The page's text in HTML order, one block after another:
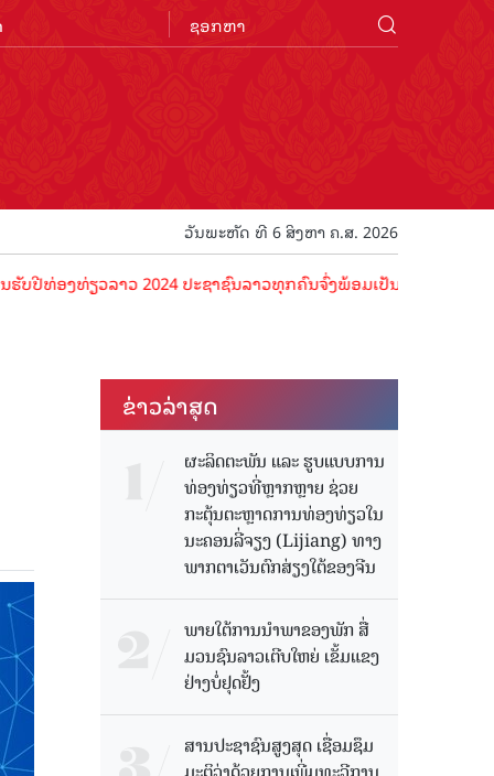
ວັນພະຫັດ ທີ 6 ສິງຫາ ຄ.ສ. 2026
ງທ່ຽວລາວ 2024 ປະຊາຊົນລາວທຸກຄົນຈົ່ງພ້ອມເປັນເຈົ້າພາບທີ່ດີ ຕ້ອນຮັ
ຂ່າວ​ລ່າ​ສຸດ
ຜະລິດຕະພັນ ແລະ ຮູບແບບການ
ທ່ອງທ່ຽວທີ່ຫຼາກຫຼາຍ ຊ່ວຍ
ກະຕຸ້ນຕະຫຼາດການທ່ອງທ່ຽວໃນ
ນະຄອນລີ່ຈຽງ (Lijiang) ທາງ
ພາກຕາເວັນຕົກສ່ຽງໃຕ້ຂອງຈີນ
ພາຍໃຕ້ການນໍາພາຂອງພັກ ສື່
ມວນຊົນລາວເຕີບໃຫຍ່ ເຂັ້ມແຂງ
ຢ່າງບໍ່ຢຸດຢັ້ງ
ສານປະຊາຊົນສູງສຸດ ເຊື່ອມຊຶມ